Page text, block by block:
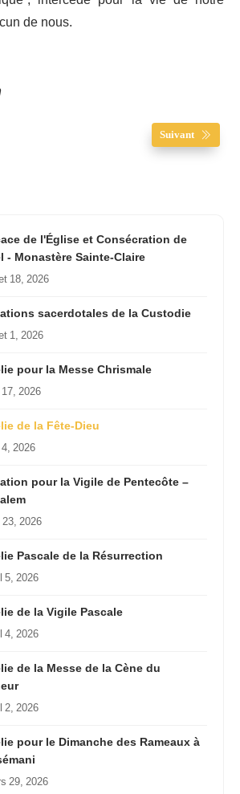
de nous.
Suivant
de l'Église et Consécration de
- Monastère Sainte-Claire
18, 2026
sacerdotales de la Custodie
1, 2026
pour la Messe Chrismale
2026
de la Fête-Dieu
2026
pour la Vigile de Pentecôte –
2026
Pascale de la Résurrection
5, 2026
de la Vigile Pascale
4, 2026
de la Messe de la Cène du
2, 2026
pour le Dimanche des Rameaux à
29, 2026